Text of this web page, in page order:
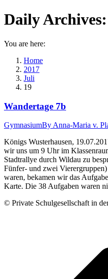
Daily Archives:
You are here:
Home
2017
Juli
19
Wandertage 7b
GymnasiumBy Anna-Maria v.
Königs Wusterhausen,
wir uns um 9 Uhr im
Stadtrallye durch Wildau zu
Fünfer- und zwei
waren, bekamen wir das
Karte. Die 38 Aufgaben waren
© Private Schulgesellschaft in